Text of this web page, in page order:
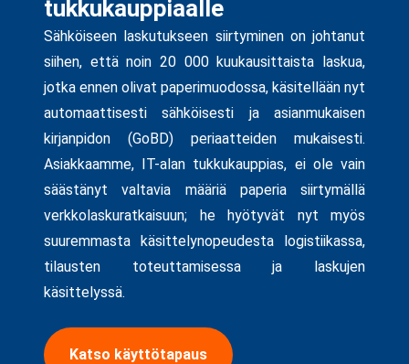
tukkukauppiaalle
Sähköiseen laskutukseen siirtyminen on johtanut
siihen, että noin 20 000 kuukausittaista laskua,
jotka ennen olivat paperimuodossa, käsitellään nyt
automaattisesti sähköisesti ja asianmukaisen
kirjanpidon (GoBD) periaatteiden mukaisesti.
Asiakkaamme, IT-alan tukkukauppias, ei ole vain
säästänyt valtavia määriä paperia siirtymällä
verkkolaskuratkaisuun; he hyötyvät nyt myös
suuremmasta käsittelynopeudesta logistiikassa,
tilausten toteuttamisessa ja laskujen
käsittelyssä.
Katso käyttötapaus